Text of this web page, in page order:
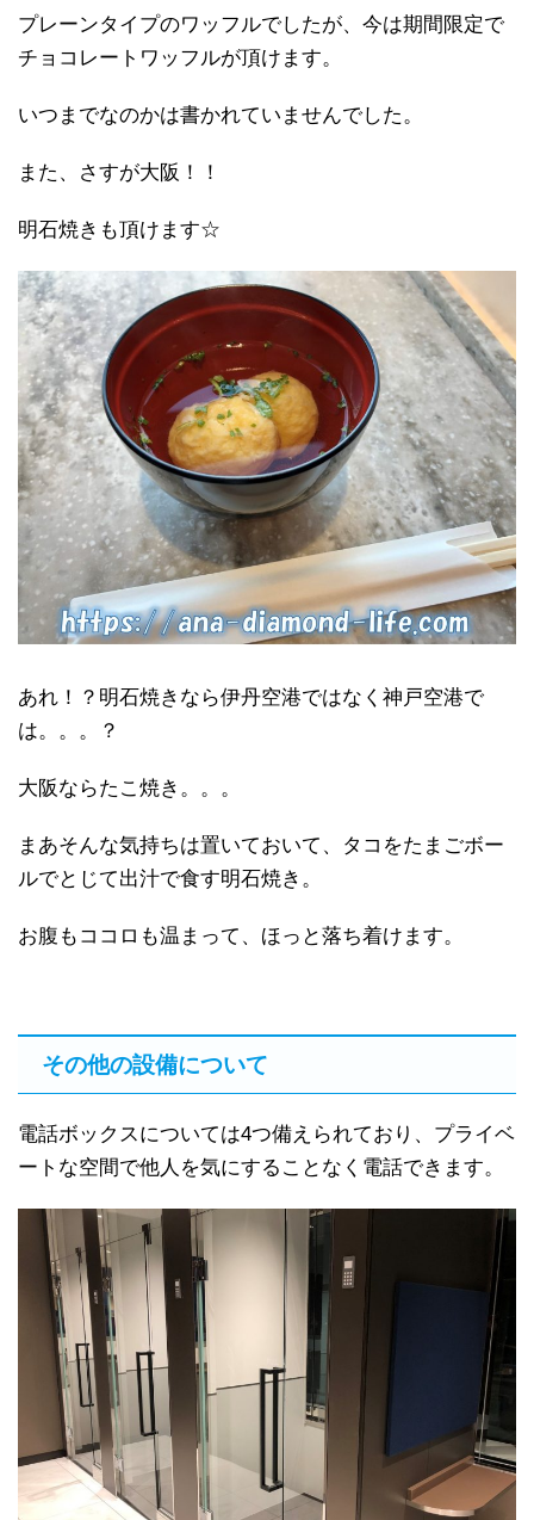
プレーンタイプのワッフルでしたが、今は期間限定で
チョコレートワッフルが頂けます。
いつまでなのかは書かれていませんでした。
また、さすが大阪！！
明石焼きも頂けます☆
あれ！？明石焼きなら伊丹空港ではなく神戸空港で
は。。。？
大阪ならたこ焼き。。。
まあそんな気持ちは置いておいて、タコをたまごボー
ルでとじて出汁で食す明石焼き。
お腹もココロも温まって、ほっと落ち着けます。
その他の設備について
電話ボックスについては4つ備えられており、プライベ
ートな空間で他人を気にすることなく電話できます。